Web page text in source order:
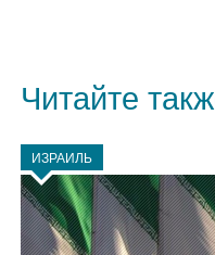
Читайте
ИЗРАИЛЬ